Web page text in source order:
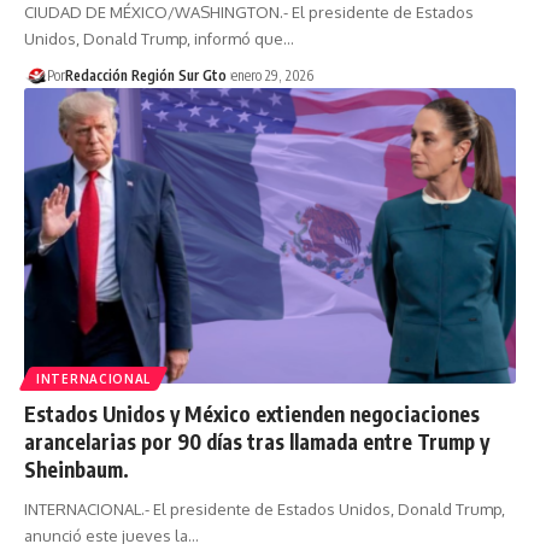
CIUDAD DE MÉXICO/WASHINGTON.- El presidente de Estados
Unidos, Donald Trump, informó que…
PorRedacción Región Sur Gto enero 29, 2026
INTERNACIONAL
Estados Unidos y México extienden negociaciones
arancelarias por 90 días tras llamada entre Trump y
Sheinbaum.
INTERNACIONAL.- El presidente de Estados Unidos, Donald Trump,
anunció este jueves la…